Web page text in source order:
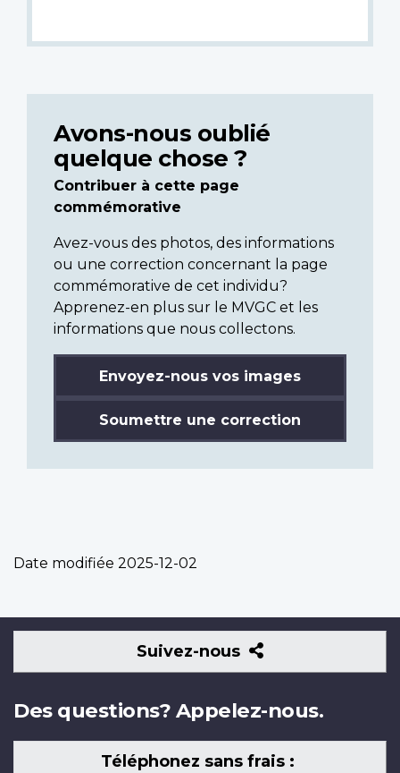
Avons-nous oublié
quelque chose ?
Contribuer à cette page
commémorative
Avez-vous des photos, des informations
ou une correction concernant la page
commémorative de cet individu?
Apprenez-en plus sur le MVGC et les
informations que nous collectons.
Envoyez-nous vos images
Soumettre une correction
Date modifiée 2025-12-02
Suivez-nous
Suivez-
nous
Des questions? Appelez-nous.
Téléphonez sans frais :